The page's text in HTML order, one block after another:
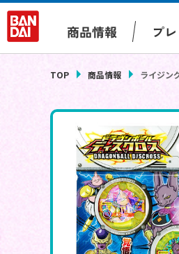
商品情報 プ
TOP 商品情報 ライジン